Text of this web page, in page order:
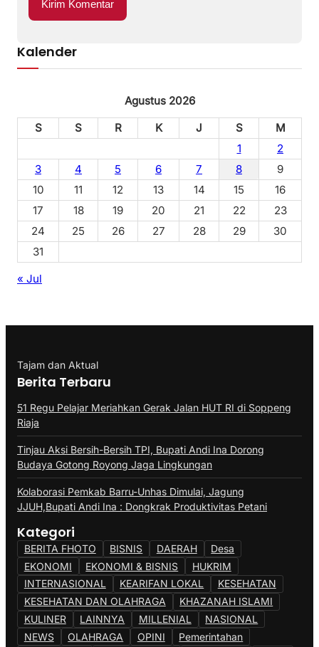
Kalender
Agustus 2026
S
S R K J S
M
1
2
3
4 5 6 7 8
9
10
11 12 13 14 15
16
17
18 19 20 21 22
23
24
25 26 27 28 29
30
31
« Jul
Tajam dan Aktual
Berita Terbaru
51 Regu Pelajar Meriahkan Gerak Jalan HUT RI di Soppeng
Riaja
Tinjau Aksi Bersih-Bersih TPI, Bupati Andi Ina Dorong
Budaya Gotong Royong Jaga Lingkungan
Kolaborasi Pemkab Barru-Unhas Dimulai, Jagung
JJUH,Bupati Andi Ina : Dongkrak Produktivitas Petani
Kategori
BERITA FHOTO BISNIS DAERAH
Desa
EKONOMI
EKONOMI & BISNIS
HUKRIM
INTERNASIONAL
KEARIFAN LOKAL
KESEHATAN
KESEHATAN DAN OLAHRAGA
KHAZANAH ISLAMI
KULINER
LAINNYA MILLENIAL
NASIONAL
NEWS
OLAHRAGA OPINI Pemerintahan